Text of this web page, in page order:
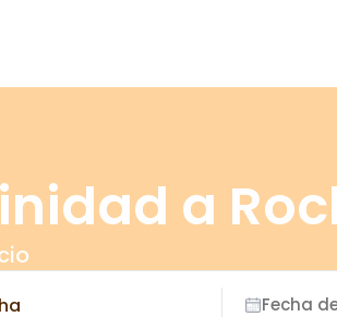
a
Fecha